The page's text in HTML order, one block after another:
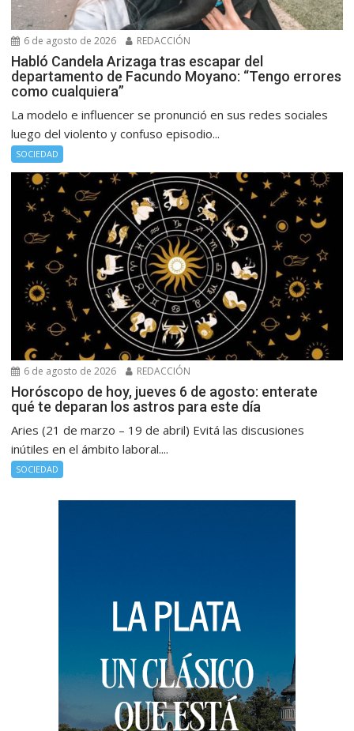
6 de agosto de 2026 REDACCIÓN
Habló Candela Arizaga tras escapar del
departamento de Facundo Moyano: “Tengo errores
como cualquiera”
La modelo e influencer se pronunció en sus redes sociales
luego del violento y confuso episodio...
SOCIEDAD
6 de agosto de 2026 REDACCIÓN
Horóscopo de hoy, jueves 6 de agosto: enterate
qué te deparan los astros para este día
Aries (21 de marzo – 19 de abril) Evitá las discusiones
inútiles en el ámbito laboral....
SOCIEDAD